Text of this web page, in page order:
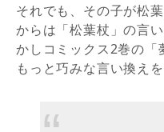
それでも、その子が松
からは「松葉杖」の言
かしコミックス2巻の「
もっと巧みな言い換え